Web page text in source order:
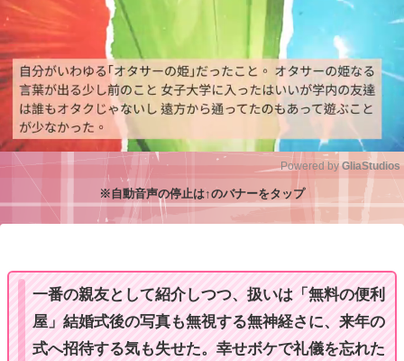
M
Powered by GliaStudios
※自動音声の停止は↑のバナーをタップ
一番の親友として紹介しつつ、扱いは「無料の便利
屋」結婚式後の写真も無視する無神経さに、来年の
式へ招待する気も失せた。幸せボケで礼儀を忘れた